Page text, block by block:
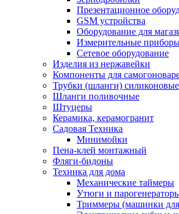
Презентационное
GSM устройства
Оборудование для
Измерительные
Сетевое оборудование
Изделия из нержавейки
Компоненты для
Трубки (шланги) силиконовые
Шланги поливочные
Штуцеры
Керамика, керамогранит
Садовая Техника
Минимойки
Пена-клей монтажный
Фляги-бидоны
Техника для дома
Механические таймеры
Утюги и
Триммеры (машинки